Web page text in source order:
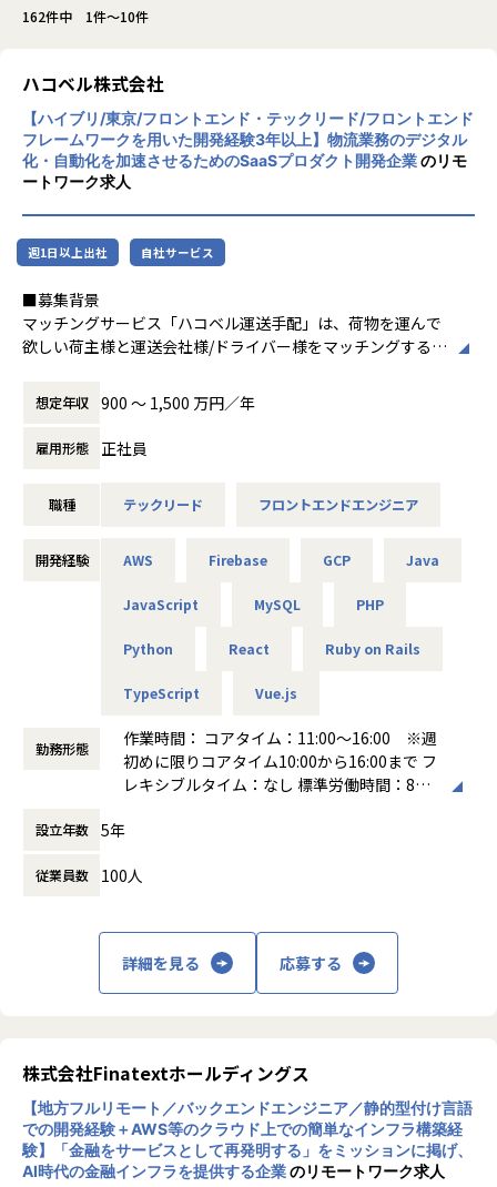
162件中 1件～10件
ハコベル株式会社
【ハイブリ/東京/フロントエンド・テックリード/フロントエンド
フレームワークを用いた開発経験3年以上】物流業務のデジタル
化・自動化を加速させるためのSaaSプロダクト開発企業のリモ
ートワーク求人
週1日以上出社 自社サービス
■募集背景
マッチングサービス「ハコベル運送手配」は、荷物を運んで
欲しい荷主様と運送会社様/ドライバー様をマッチングするサ
す。軽貨物・一般貨物の両領域をカバーしており、プロダク
トを通して多重下請構造の是正を実現することを目指してい
ます。
現在は、コアユーザ向けの機能開発と、長期的にデリバリー
あります。ドメインの複雑さに向き合いながら、設計・実
「ハコベル運送手配」（軽貨物・一般貨物）のフロントエン
実装までをリードしていただきます。
テムリプレイスプロジェクトが進行中で、React.js + TypeSc
アーキテクチャの設計・実装を並行して推進するフェーズで
あり、中長期の開発速度と品質を両立させるための技術的な
意思決定が求められるポジションです。
バックエンドにも拾える範囲で踏み込み、機能開発をフロン
す。PdMやデザイナーとの仕様策定にも深く関わりながら、
しています。
具体的には・・・
・フロントエンドのアーキテクチャ設計・技術選定・方針策
・コードレビューや設計レビューを通じたチームの技術力の
・パフォーマンス改善、テスト戦略の策定と推進（Jest, Pla
ywright等）
・PdM・デザイナーと連携したUI/UX仕様の検討・フィード
想定年収 900 〜 1,500 万円／年
雇用形態 正社員
職種 テックリード フロントエンドエンジニア
開発経験 AWS Firebase GCP Java
JavaScript MySQL PHP
Python React Ruby on Rails
TypeScript Vue.js
勤務形態
作業時間： コアタイム：11:00～16:00 ※週
初めに限りコアタイム10:00から16:00まで フ
レキシブルタイム：なし 標準労働時間：8時
働き方：
休憩時間： 60分
設立年数 5年
従業員数 100人
詳細を見る 応募する
株式会社Finatextホールディングス
【地方フルリモート／バックエンドエンジニア／静的型付け言語
での開発経験＋AWS等のクラウド上での簡単なインフラ構築経
験】「金融をサービスとして再発明する」をミッションに掲げ、
AI時代の金融インフラを提供する企業のリモートワーク求人